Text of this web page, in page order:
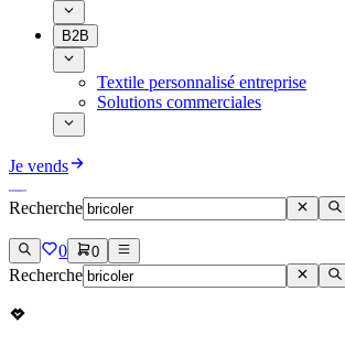
B2B
Textile personnalisé entreprise
Solutions commerciales
Je vends
Recherche
0 0
Recherche